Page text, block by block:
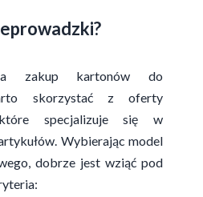
zakup kartonów do
skorzystać z oferty
które specjalizuje się w
Wybierając model
dobrze jest wziąć pod